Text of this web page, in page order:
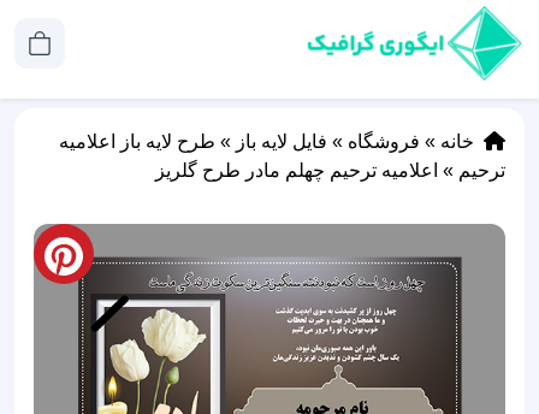
خانه » فروشگاه » فایل لایه باز » طرح لایه باز اعلامیه
ترحیم » اعلامیه ترحیم چهلم مادر طرح گلریز